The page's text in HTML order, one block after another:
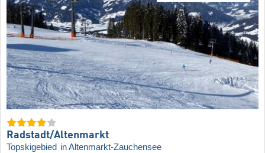
Radstadt/​Altenmarkt
Topskigebied in Altenmarkt-Zauchensee